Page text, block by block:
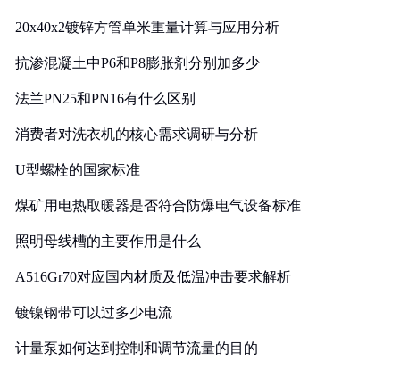
20x40x2镀锌方管单米重量计算与应用分析
抗渗混凝土中P6和P8膨胀剂分别加多少
法兰PN25和PN16有什么区别
消费者对洗衣机的核心需求调研与分析
U型螺栓的国家标准
煤矿用电热取暖器是否符合防爆电气设备标准
照明母线槽的主要作用是什么
A516Gr70对应国内材质及低温冲击要求解析
镀镍钢带可以过多少电流
计量泵如何达到控制和调节流量的目的